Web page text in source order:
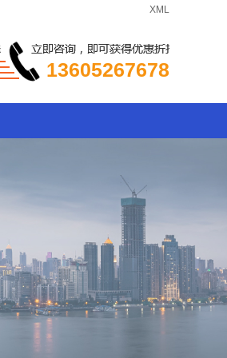
XML
13605267678